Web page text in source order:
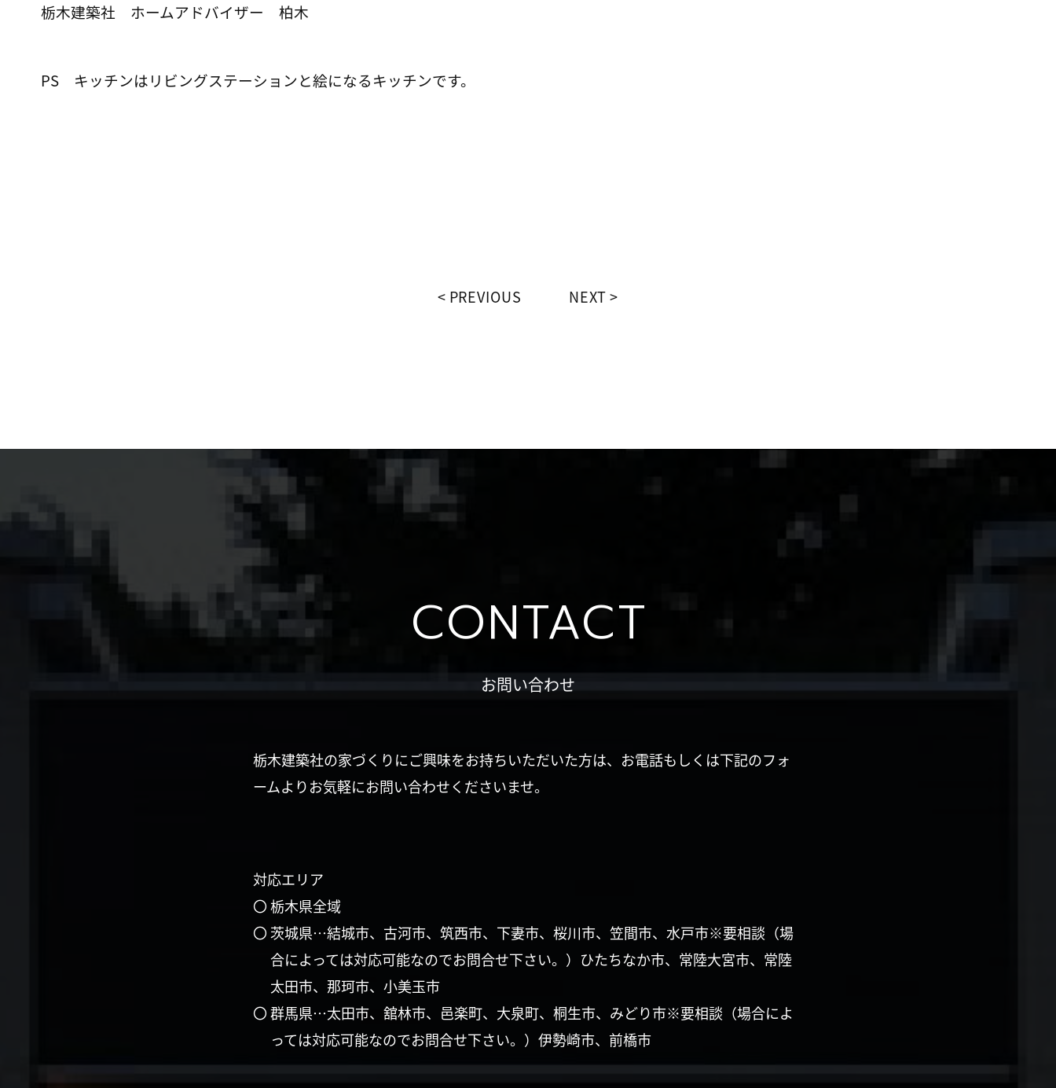
栃木建築社 ホームアドバイザー 柏木
PS キッチンはリビングステーションと絵になるキッチンです。
PREVIOUS NEXT
CONTACT
お問い合わせ
栃木建築社の家づくりにご興味をお持ちいただいた方は、お電話もしくは下記のフォ
ームよりお気軽にお問い合わせくださいませ。
対応エリア
〇 栃木県全域
〇 茨城県…結城市、古河市、筑西市、下妻市、桜川市、笠間市、水戸市※要相談（場
合によっては対応可能なのでお問合せ下さい。）ひたちなか市、常陸大宮市、常陸
太田市、那珂市、小美玉市
〇 群馬県…太田市、舘林市、邑楽町、大泉町、桐生市、みどり市※要相談（場合によ
っては対応可能なのでお問合せ下さい。）伊勢崎市、前橋市